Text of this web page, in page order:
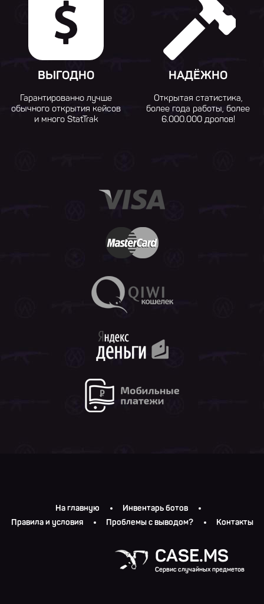
ВЫГОДНО
Гарантированно лучше
обычного открытия кейсов
и много StatTrak
НАДЁЖНО
Открытая статистика,
более года работы, более
6.000.000 дропов!
На главную
Инвентарь ботов
Правила и условия
Проблемы с выводом? Контакты
CASE.MS
Сервис случайных предметов